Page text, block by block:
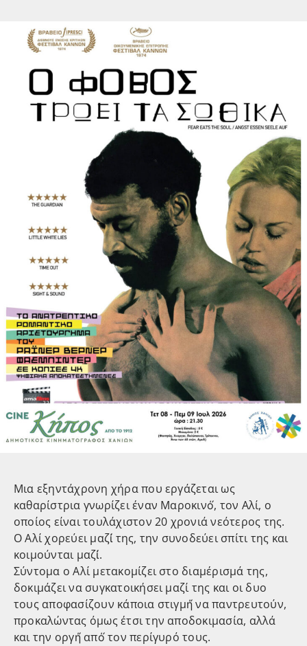
Μια εξηντάχρονη χήρα που εργάζεται ως
καθαρίστρια γνωρίζει έναν Μαροκινό́, τον Αλί, ο
οποίος είναι τουλάχιστον 20 χρονιά νεότερος της.
Ο Αλί χορεύει μαζί́ της, την συνοδεύει σπίτι της και
κοιμούνται μαζί́.
Σύντομα ο Αλί μετακομίζει στο διαμέρισμά της,
δοκιμάζει να συγκατοικήσει μαζί της και οι δυο
τους αποφασίζουν κάποια στιγμή́ να παντρευτούν,
προκαλώντας όμως έτσι την αποδοκιμασία, αλλά
και την οργή́ από́ τον περίγυρό τους.